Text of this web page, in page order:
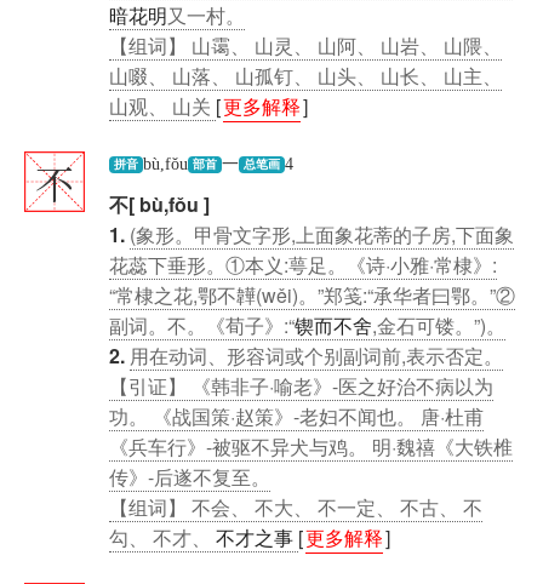
暗花明又一村。
【组词】 山霭、 山灵、 山阿、 山岩、 山隈、
山啜、 山落、 山孤钉、 山头、 山长、 山主、
山观、 山关 [更多解释]
不 拼音 bù,fǒu 部首 一 总笔画 4
不[ bù,fǒu ]
1. (象形。甲骨文字形,上面象花蒂的子房,下面象
花蕊下垂形。①本义:萼足。《诗·小雅·常棣》:
“常棣之花,鄂不韡(wěi)。”郑笺:“承华者曰鄂。”②
副词。不。《荀子》:“锲而不舍,金石可镂。”)。
2. 用在动词、形容词或个别副词前,表示否定。
【引证】 《韩非子·喻老》-医之好治不病以为
功。 《战国策·赵策》-老妇不闻也。 唐·杜甫
《兵车行》-被驱不异犬与鸡。 明·魏禧《大铁椎
传》-后遂不复至。
【组词】 不会、 不大、 不一定、 不古、 不
勾、 不才、 不才之事 [更多解释]